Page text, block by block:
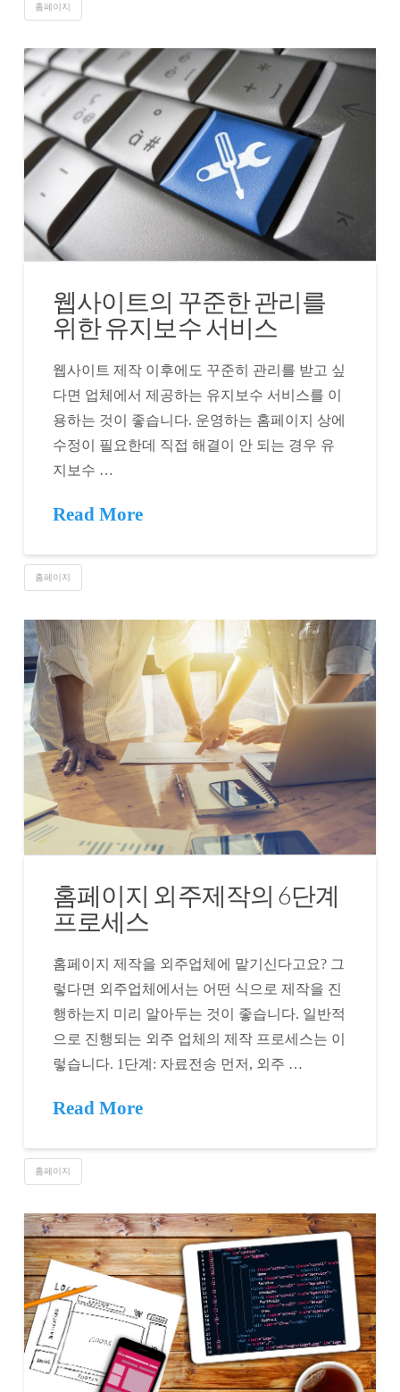
홈페이지
웹사이트의 꾸준한 관리를
위한 유지보수 서비스
웹사이트 제작 이후에도 꾸준히 관리를 받고 싶
다면 업체에서 제공하는 유지보수 서비스를 이
용하는 것이 좋습니다. 운영하는 홈페이지 상에
수정이 필요한데 직접 해결이 안 되는 경우 유
지보수 …
Read More
홈페이지
홈페이지 외주제작의 6단계
프로세스
홈페이지 제작을 외주업체에 맡기신다고요? 그
렇다면 외주업체에서는 어떤 식으로 제작을 진
행하는지 미리 알아두는 것이 좋습니다. 일반적
으로 진행되는 외주 업체의 제작 프로세스는 이
렇습니다. 1단계: 자료전송 먼저, 외주 …
Read More
홈페이지